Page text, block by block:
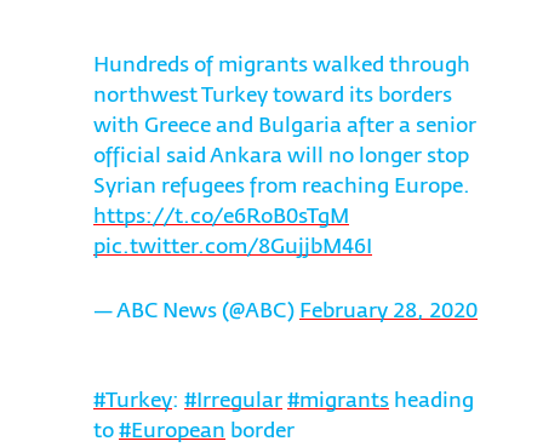
Hundreds of migrants walked through
northwest Turkey toward its borders
with Greece and Bulgaria after a senior
official said Ankara will no longer stop
Syrian refugees from reaching Europe.
https://t.co/e6RoB0sTgM
pic.twitter.com/8GujjbM46I
— ABC News (@ABC) February 28, 2020
#Turkey: #Irregular #migrants heading
to #European border